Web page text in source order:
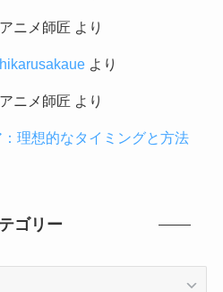
アニメ師匠 より
hikarusakaueより
アニメ師匠 より
理想的なタイミングと方法
ゴリー